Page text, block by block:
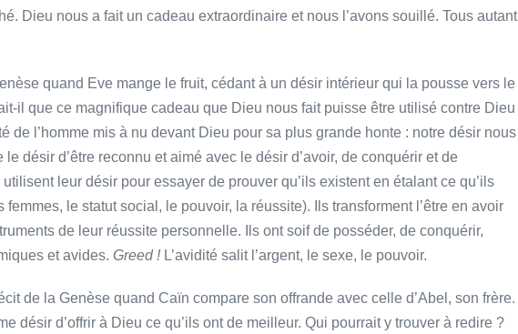
Dieu nous a fait un cadeau extraordinaire et nous l’avons souillé. Tous autant
quand Eve mange le fruit, cédant à un désir intérieur qui la pousse vers le
il que ce magnifique cadeau que Dieu nous fait puisse être utilisé contre Dieu
de l’homme mis à nu devant Dieu pour sa plus grande honte : notre désir nous
désir d’être reconnu et aimé avec le désir d’avoir, de conquérir et de
leur désir pour essayer de prouver qu’ils existent en étalant ce qu’ils
le statut social, le pouvoir, la réussite). Ils transforment l’être en avoir
de leur réussite personnelle. Ils ont soif de posséder, de conquérir,
et avides. Greed !L’avidité salit l’argent, le sexe, le pouvoir.
de la Genèse quand Caïn compare son offrande avec celle d’Abel, son frère.
désir d’offrir à Dieu ce qu’ils ont de meilleur. Qui pourrait y trouver à redire ?